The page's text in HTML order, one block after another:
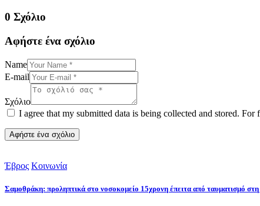
0 Σχόλιο
Αφήστε ένα σχόλιο
Name
E-mail
Σχόλιο
I agree that my submitted data is being collected and stored.
Έβρος Κοινωνία
Σαμοθράκη: προληπτικά στο νοσοκομείο 15χρονη έπειτα από ταυματισμό